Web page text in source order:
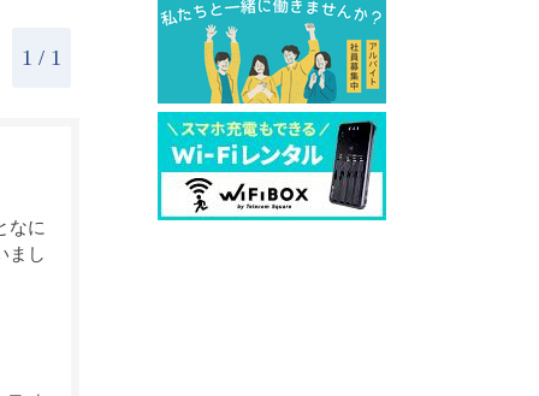
1 / 1
なに
まし